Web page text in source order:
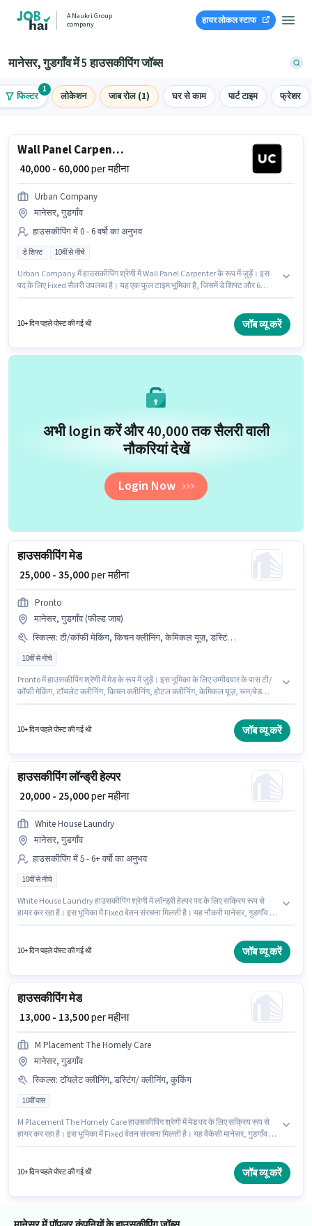
A Naukri Group
company
हायर लोकल स्टाफ
मानेसर, गुडगाँव में 5 हाउसकीपिंग जॉब्स
फिल्टर
1
लोकेशन जाब रोल (1) घर से काम पार्ट टाइम फ्रेशर
Wall Panel Carpenter
₹ 40,000 - 60,000per महीना
Urban Company
मानेसर, गुडगाँव
हाउसकीपिंग में 0 - 6 वर्षो का अनुभव
डे शिफ्ट 10वीं से नीचे
Urban Company में हाउसकीपिंग श्रेणी में Wall Panel Carpenter के रूप में जुड़ें। इस
पद के लिए Fixed सैलरी उपलब्ध है। यह एक फुल टाइम भूमिका है, जिसमें डे शिफ्ट और 6
वाले के लिए खुली है, मासिक वेतन ₹60000 रहेगा।
10+ दिन पहले पोस्ट की गई थी जॉब व्यू करें
अभी login करें और ₹40,000 तक सैलरी वाली
नौकरियां देखें
Login Now
हाउसकीपिंग मेड
₹ 25,000 - 35,000per महीना
Pronto
मानेसर, गुडगाँव (फील्ड जाब)
स्किल्स: टी/कॉफी मेकिंग, किचन क्लीनिंग, केमिकल यूज़, डस्टिंग/ क्लीनिंग, टॉयलेट क्लीनिंग, रूम/बेड मेकिंग, होटल क्लीनिंग
10वीं से नीचे
Pronto में हाउसकीपिंग श्रेणी में मेड के रूप में जुड़ें। इस भूमिका के लिए उम्मीदवार के पास टी/
कॉफी मेकिंग, टॉयलेट क्लीनिंग, किचन क्लीनिंग, होटल क्लीनिंग, केमिकल यूज़, रूम/बेड
लिए 10वीं से नीचे योग्यता वाले उम्मीदवार आवेदन कर सकते हैं। इस पद के लिए Fixed सैलरी
10+ दिन पहले पोस्ट की गई थी जॉब व्यू करें
हाउसकीपिंग लॉन्ड्री हेल्पर
₹ 20,000 - 25,000per महीना
White House Laundry
मानेसर, गुडगाँव
हाउसकीपिंग में 5 - 6+ वर्षो का अनुभव
10वीं से नीचे
White House Laundry हाउसकीपिंग श्रेणी में लॉन्ड्री हेल्पर पद के लिए सक्रिय रूप से
हायर कर रहा है। इस भूमिका में Fixed वेतन संरचना मिलती है। यह नौकरी मानेसर, गुडगाँव में
10+ दिन पहले पोस्ट की गई थी जॉब व्यू करें
हाउसकीपिंग मेड
₹ 13,000 - 13,500per महीना
M Placement The Homely Care
मानेसर, गुडगाँव
स्किल्स: टॉयलेट क्लीनिंग, डस्टिंग/ क्लीनिंग, कुकिंग
10वीं पास
M Placement The Homely Care हाउसकीपिंग श्रेणी में मेड पद के लिए सक्रिय रूप से
हायर कर रहा है। इस भूमिका में Fixed वेतन संरचना मिलती है। यह वैकेंसी मानेसर, गुडगाँव में
तक कमा सकते हैं। इस पद के लिए उम्मीदवार के पास 10वीं पास डिग्री/सर्टिफिकेट होना
10+ दिन पहले पोस्ट की गई थी जॉब व्यू करें